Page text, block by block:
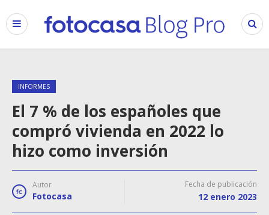
INFORMES
El 7 % de los españoles que
compró vivienda en 2022 lo
hizo como inversión
Autor
Fotocasa
Fecha de publicación
12 enero 2023